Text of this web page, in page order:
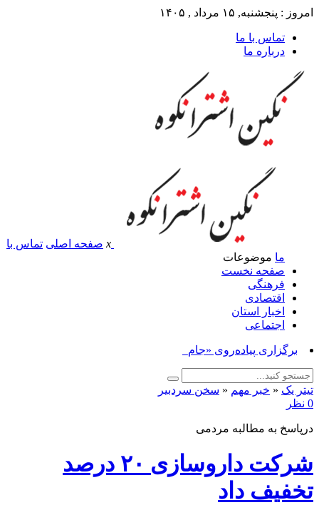
امروز : پنجشنبه, ۱۵ مرداد , ۱۴۰۵
تماس با ما
درباره ما
x صفحه اصلی تماس با
ما موضوعات
صفحه نخست
فرهنگی
اقتصادی
اخبار استان
اجتماعی
برگزاری پیاده‌روی «جاماندگان_
تیتر یک « خبر مهم « سخن سردبیر
0 نظر
درپاسخ به مطالبه مردمی
شرکت داروسازی ۲۰ درصد
تخفیف داد